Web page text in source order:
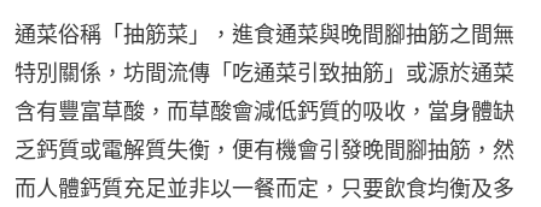
通菜俗稱「抽筋菜」，進食通菜與晚間腳抽筋之間無
特別關係，坊間流傳「吃通菜引致抽筋」或源於通菜
含有豐富草酸，而草酸會減低鈣質的吸收，當身體缺
乏鈣質或電解質失衡，便有機會引發晚間腳抽筋，然
而人體鈣質充足並非以一餐而定，只要飲食均衡及多